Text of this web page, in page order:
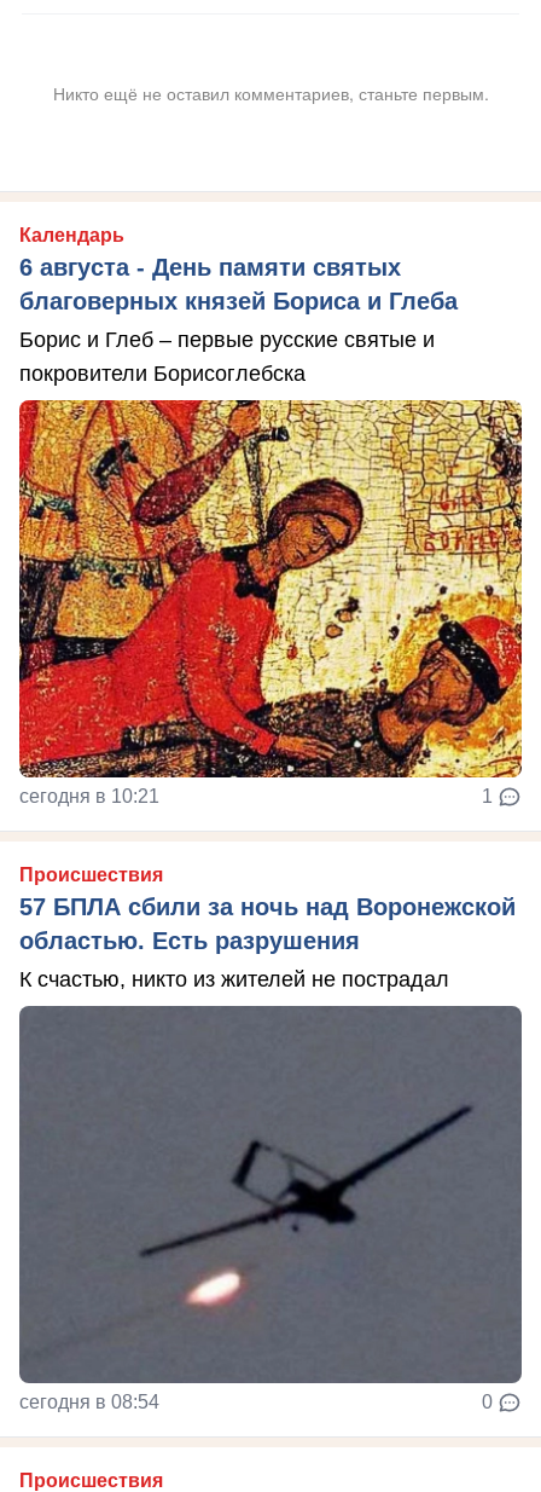
Никто ещё не оставил комментариев, станьте первым.
Календарь
6 августа - День памяти святых
благоверных князей Бориса и Глеба
Борис и Глеб – первые русские святые и
покровители Борисоглебска
сегодня в 10:21 1
Происшествия
57 БПЛА сбили за ночь над Воронежской
областью. Есть разрушения
К счастью, никто из жителей не пострадал
сегодня в 08:54 0
Происшествия